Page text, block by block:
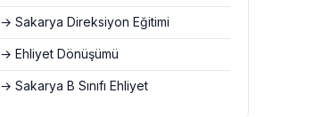
→ Sakarya Direksiyon Eğitimi
→ Ehliyet Dönüşümü
→ Sakarya B Sınıfı Ehliyet